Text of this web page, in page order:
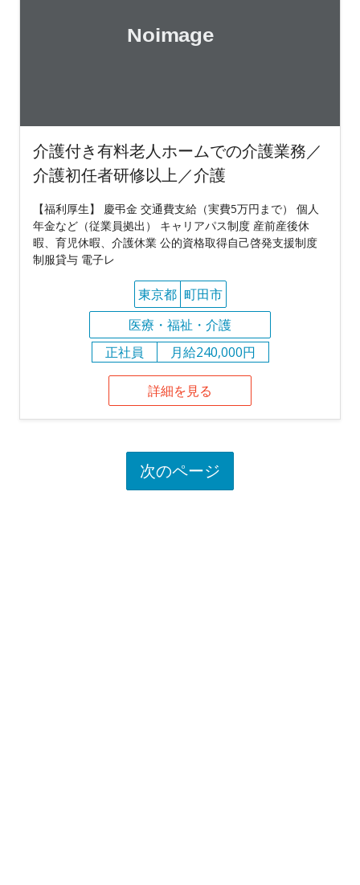
介護付き有料老人ホームでの介護業務／
介護初任者研修以上／介護
【福利厚生】 慶弔金 交通費支給（実費5万円まで） 個人
年金など（従業員拠出） キャリアパス制度 産前産後休
暇、育児休暇、介護休業 公的資格取得自己啓発支援制度
制服貸与 電子レ
東京都 町田市
医療・福祉・介護
正社員
月給240,000円
詳細を見る
次のページ